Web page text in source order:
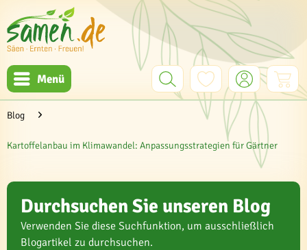
Menü
Blog
Kartoffelanbau im Klimawandel: Anpassungsstrategien für Gärtner
Durchsuchen Sie unseren Blog
Verwenden Sie diese Suchfunktion, um ausschließlich
Blogartikel zu durchsuchen.